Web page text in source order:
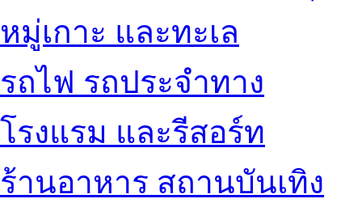
หมู่เกาะ และทะเล
รถไฟ รถประจำทาง
โรงแรม และรีสอร์ท
ร้านอาหาร สถานบันเทิง